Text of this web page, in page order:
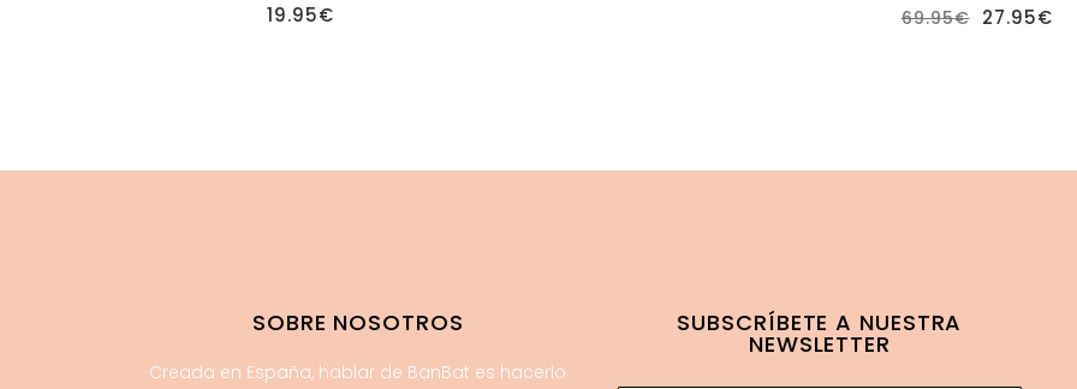
19.95€ 69.95€ El
precio
27.95€El
SOBRE NOSOTROS
Creada en España, hablar de BanBat es hacerlo
SUBSCRÍBETE A NUESTRA
NEWSLETTER